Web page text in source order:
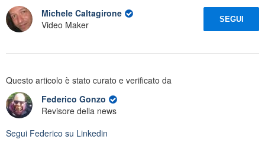
Michele Caltagirone
Video Maker
SEGUI
Questo articolo è stato curato e verificato da
Federico Gonzo
Revisore della news
Segui Federico su Linkedin